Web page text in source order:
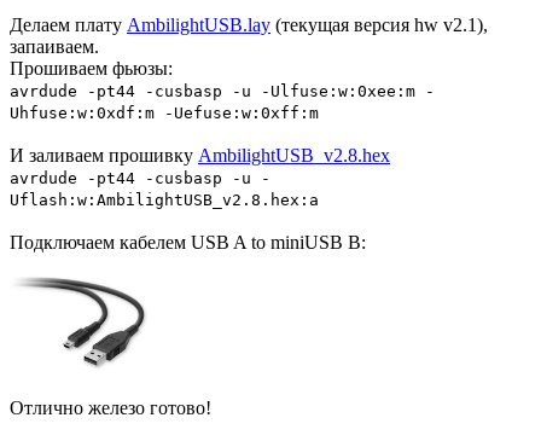
Делаем плату AmbilightUSB.lay (текущая версия hw v2.1),
запаиваем.
Прошиваем фьюзы:
avrdude -pt44 -cusbasp -u -Ulfuse:w:0xee:m -
Uhfuse:w:0xdf:m -Uefuse:w:0xff:m
И заливаем прошивку AmbilightUSB_v2.8.hex
avrdude -pt44 -cusbasp -u -
Uflash:w:AmbilightUSB_v2.8.hex:a
Подключаем кабелем USB A to miniUSB B:
Отлично железо готово!